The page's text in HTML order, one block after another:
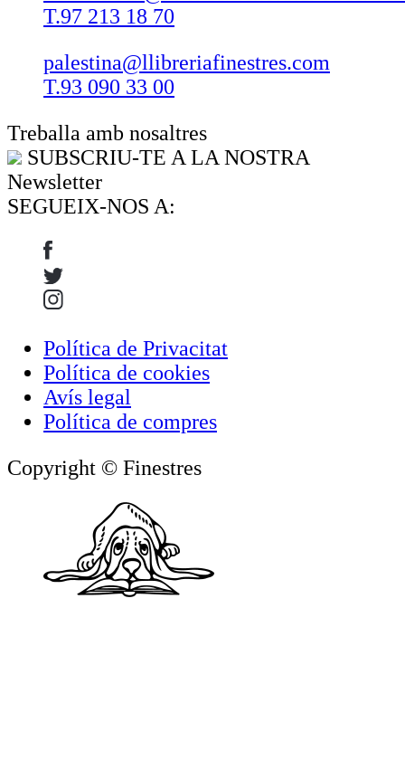
T.97 213 18 70
palestina@llibreriafinestres.com
T.93 090 33 00
Treballa amb nosaltres
SUBSCRIU-TE A LA NOSTRA
Newsletter
SEGUEIX-NOS A:
Política de Privacitat
Política de cookies
Avís legal
Política de compres
Copyright © Finestres